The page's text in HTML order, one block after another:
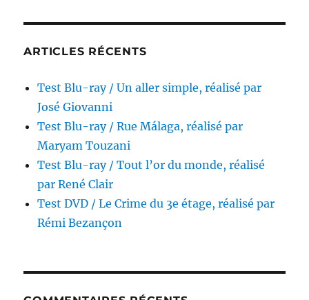
ARTICLES RÉCENTS
Test Blu-ray / Un aller simple, réalisé par
José Giovanni
Test Blu-ray / Rue Málaga, réalisé par
Maryam Touzani
Test Blu-ray / Tout l’or du monde, réalisé
par René Clair
Test DVD / Le Crime du 3e étage, réalisé par
Rémi Bezançon